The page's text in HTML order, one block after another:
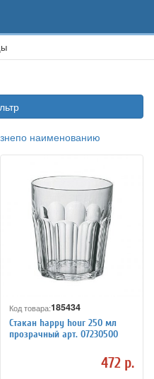
по наименованию
Код товара:185434
Стакан happy hour 250 мл
прозрачный арт. 07230500
472 р.